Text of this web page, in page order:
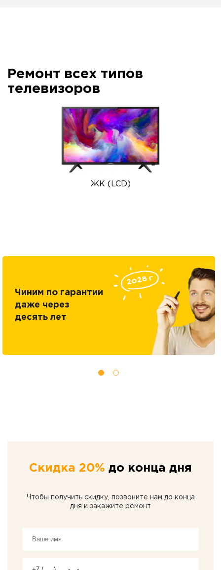
Ремонт всех типов
телевизоров
ЖК (LCD)
Чиним по гарантии
даже через
десять лет
Скидка 20% до конца дня
Чтобы получить скидку, позвоните нам до конца
дня и закажите ремонт